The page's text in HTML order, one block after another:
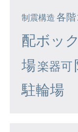
制震構造 各
配ボッ
場楽器可
駐輪場